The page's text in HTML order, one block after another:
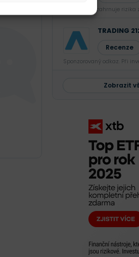
Investování zahrnuje rizika
TRADING
Recenze
Sponzorovaný odkaz. Při
Zobrazit